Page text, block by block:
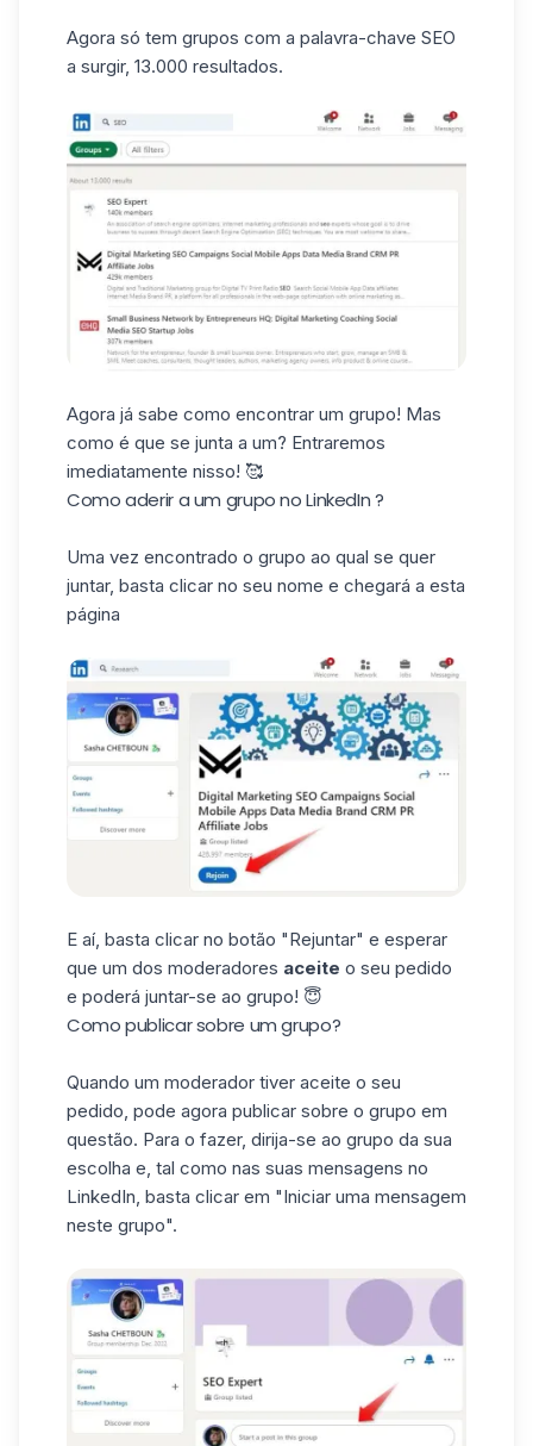
Agora só tem grupos com a palavra-chave SEO
a surgir, 13.000 resultados.
Agora já sabe como encontrar um grupo! Mas
como é que se junta a um? Entraremos
imediatamente nisso! 🥰
Como aderir a um grupo no LinkedIn ?
Uma vez encontrado o grupo ao qual se quer
juntar, basta clicar no seu nome e chegará a esta
página
E aí, basta clicar no botão "Rejuntar" e esperar
que um dos moderadores aceite o seu pedido
e poderá juntar-se ao grupo! 😇
Como publicar sobre um grupo?
Quando um moderador tiver aceite o seu
pedido, pode agora publicar sobre o grupo em
questão. Para o fazer, dirija-se ao grupo da sua
escolha e, tal como nas suas mensagens no
LinkedIn, basta clicar em "Iniciar uma mensagem
neste grupo".